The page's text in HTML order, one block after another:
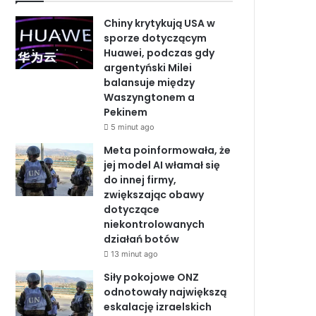
b
o
o
e
d
n
u
b
e
Chiny krytykują USA w
sporze dotyczącym
Huawei, podczas gdy
argentyński Milei
balansuje między
Waszyngtonem a
Pekinem
5 minut ago
Meta poinformowała, że
jej model AI włamał się
do innej firmy,
zwiększając obawy
dotyczące
niekontrolowanych
działań botów
13 minut ago
Siły pokojowe ONZ
odnotowały największą
eskalację izraelskich